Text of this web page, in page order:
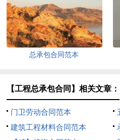
总承包合同范本
【工程总承包合同】相关文章：
门卫劳动合同范本
建筑工程材料合同范本